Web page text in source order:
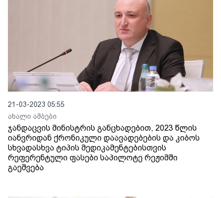
21-03-2023 05:55
ახალი ამბები
ჯანდაცვის მინისტრის განცხადებით, 2023 წლის
იანვრიდან ქრონიკული დაავადებების და კიბოს
სხვადასხვა ტიპის მედიკამენტებისთვის
რეფერენტული ფასები საპილოტე რეჟიმში
გაეშვება